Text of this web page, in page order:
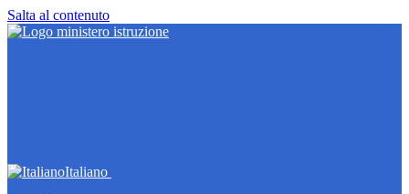
Salta al contenuto
Italiano